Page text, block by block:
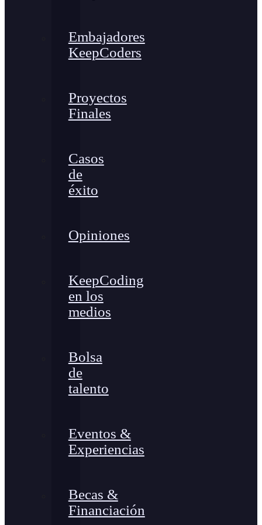
Embajadores
KeepCoders
Proyectos
Finales
Casos
de
éxito
Opiniones
KeepCoding
en los
medios
Bolsa
de
talento
Eventos &
Experiencias
Becas &
Financiación